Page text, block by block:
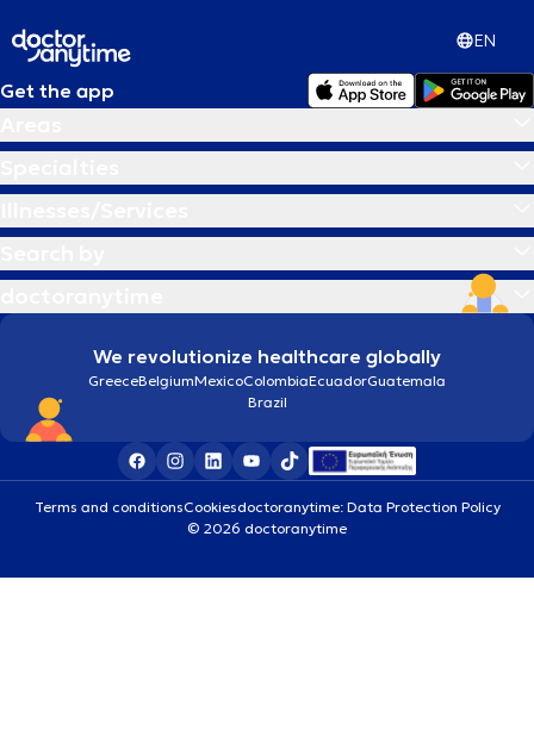
EN
Get the app
We revolutionize healthcare globally
GreeceBelgiumMexicoColombiaEcuadorGuatemala
Brazil
Terms and conditionsCookiesdoctoranytime: Data Protection Policy
© 2026 doctoranytime